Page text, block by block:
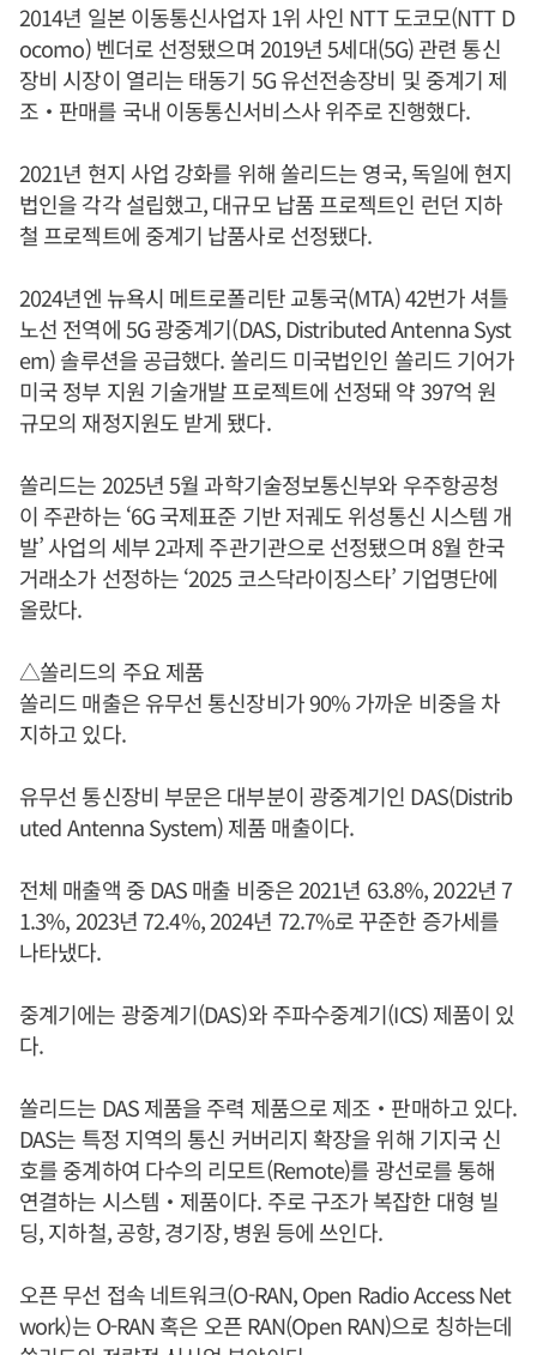
2014년 일본 이동통신사업자 1위 사인 NTT 도코모(NTT D
ocomo) 벤더로 선정됐으며 2019년 5세대(5G) 관련 통신
장비 시장이 열리는 태동기 5G 유선전송장비 및 중계기 제
조‧판매를 국내 이동통신서비스사 위주로 진행했다.
2021년 현지 사업 강화를 위해 쏠리드는 영국, 독일에 현지
법인을 각각 설립했고, 대규모 납품 프로젝트인 런던 지하
철 프로젝트에 중계기 납품사로 선정됐다.
2024년엔 뉴욕시 메트로폴리탄 교통국(MTA) 42번가 셔틀
노선 전역에 5G 광중계기(DAS, Distributed Antenna Syst
em) 솔루션을 공급했다. 쏠리드 미국법인인 쏠리드 기어가
미국 정부 지원 기술개발 프로젝트에 선정돼 약 397억 원
규모의 재정지원도 받게 됐다.
쏠리드는 2025년 5월 과학기술정보통신부와 우주항공청
이 주관하는 ‘6G 국제표준 기반 저궤도 위성통신 시스템 개
발’ 사업의 세부 2과제 주관기관으로 선정됐으며 8월 한국
거래소가 선정하는 ‘2025 코스닥라이징스타’ 기업명단에
올랐다.
△쏠리드의 주요 제품
쏠리드 매출은 유무선 통신장비가 90% 가까운 비중을 차
지하고 있다.
유무선 통신장비 부문은 대부분이 광중계기인 DAS(Distrib
uted Antenna System) 제품 매출이다.
전체 매출액 중 DAS 매출 비중은 2021년 63.8%, 2022년 7
1.3%, 2023년 72.4%, 2024년 72.7%로 꾸준한 증가세를
나타냈다.
중계기에는 광중계기(DAS)와 주파수중계기(ICS) 제품이 있
다.
쏠리드는 DAS 제품을 주력 제품으로 제조‧판매하고 있다.
DAS는 특정 지역의 통신 커버리지 확장을 위해 기지국 신
호를 중계하여 다수의 리모트(Remote)를 광선로를 통해
연결하는 시스템‧제품이다. 주로 구조가 복잡한 대형 빌
딩, 지하철, 공항, 경기장, 병원 등에 쓰인다.
오픈 무선 접속 네트워크(O-RAN, Open Radio Access Net
work)는 O-RAN 혹은 오픈 RAN(Open RAN)으로 칭하는데